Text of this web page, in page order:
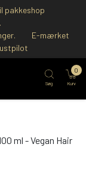
pakkeshop
E-mærket
Søg Kurv
0
ml - Vegan Hair